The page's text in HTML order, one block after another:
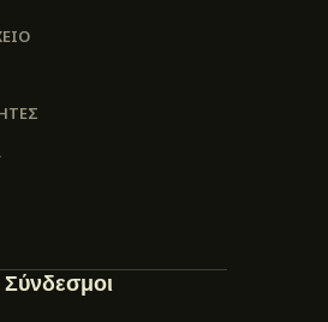
Σύνδεσμοι